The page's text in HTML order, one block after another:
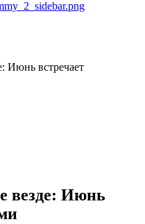
Июнь встречает
везде: Июнь